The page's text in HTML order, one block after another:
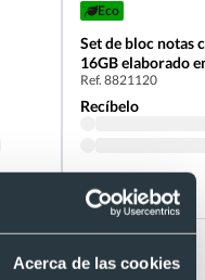
Acerca de las cookies
Eco
Set de bloc notas
16GB elaborado
Ref. 8821120
Recíbelo
Desde 5,36 €